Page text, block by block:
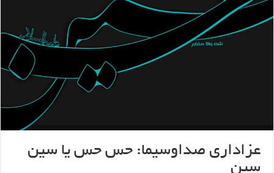
عزاداری صداوسیما: حس حس یا سین
سین